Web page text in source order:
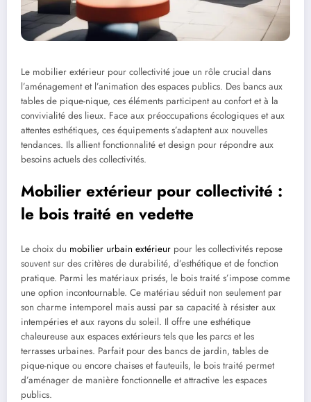
Le mobilier extérieur pour collectivité joue un rôle crucial dans
l’aménagement et l’animation des espaces publics. Des bancs aux
tables de pique-nique, ces éléments participent au confort et à la
convivialité des lieux. Face aux préoccupations écologiques et aux
attentes esthétiques, ces équipements s’adaptent aux nouvelles
tendances. Ils allient fonctionnalité et design pour répondre aux
besoins actuels des collectivités.
Mobilier extérieur pour collectivité :
le bois traité en vedette
Le choix du mobilier urbain extérieur pour les collectivités repose
souvent sur des critères de durabilité, d’esthétique et de fonction
pratique. Parmi les matériaux prisés, le bois traité s’impose comme
une option incontournable. Ce matériau séduit non seulement par
son charme intemporel mais aussi par sa capacité à résister aux
intempéries et aux rayons du soleil. Il offre une esthétique
chaleureuse aux espaces extérieurs tels que les parcs et les
terrasses urbaines. Parfait pour des bancs de jardin, tables de
pique-nique ou encore chaises et fauteuils, le bois traité permet
d’aménager de manière fonctionnelle et attractive les espaces
publics.